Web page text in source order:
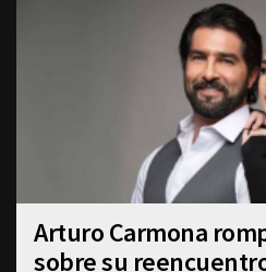
Arturo Carmona
sobre su